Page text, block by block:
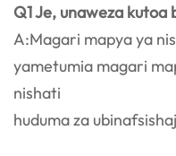
Q1 Je, unaweza kutoa
A:Magari mapya ya
yametumia magari
nishati
huduma za